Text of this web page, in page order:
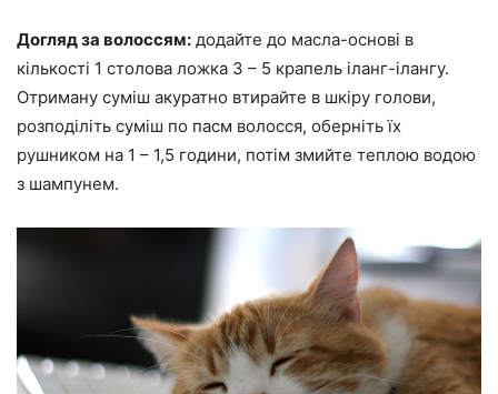
Догляд за волоссям: додайте до масла-основі в
кількості 1 столова ложка 3 – 5 крапель іланг-ілангу.
Отриману суміш акуратно втирайте в шкіру голови,
розподіліть суміш по пасм волосся, оберніть їх
рушником на 1 – 1,5 години, потім змийте теплою водою
з шампунем.